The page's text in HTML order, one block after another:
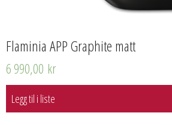
Flaminia APP Graphite matt
6 990,00 kr
Legg til i liste